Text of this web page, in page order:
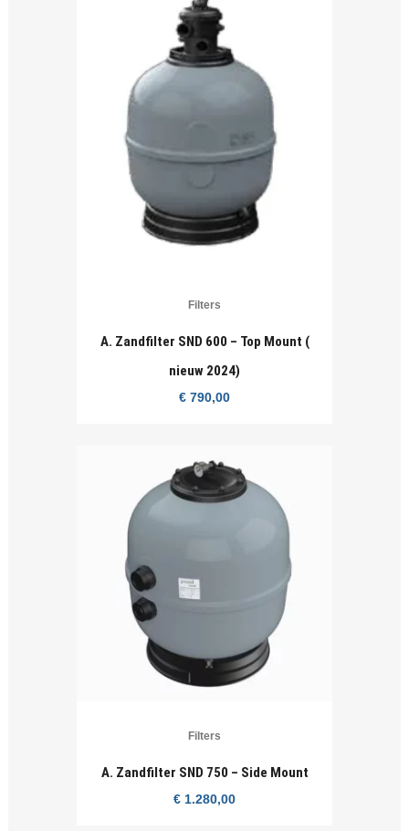
Filters
A. Zandfilter SND 600 – Top Mount (
nieuw 2024)
€ 790,00
Filters
A. Zandfilter SND 750 – Side Mount
€ 1.280,00